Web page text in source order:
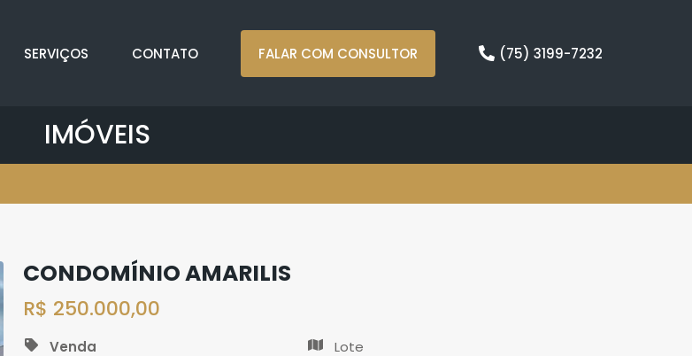
SERVIÇOS CONTATO FALAR COM CONSULTOR (75) 3199-7232
IMÓVEIS
CONDOMÍNIO AMARILIS
R$ 250.000,00
Venda
Lote